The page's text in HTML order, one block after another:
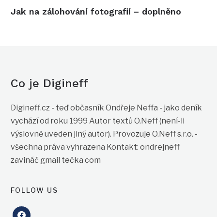
Jak na zálohování fotografií – doplněno
Co je Digineff
Digineff.cz - teď občasník Ondřeje Neffa - jako deník
vychází od roku 1999 Autor textů O.Neff (není-li
výslovně uveden jiný autor). Provozuje O.Neff s.r.o. -
všechna práva vyhrazena Kontakt: ondrejneff
zavináč gmail tečka com
FOLLOW US
facebook